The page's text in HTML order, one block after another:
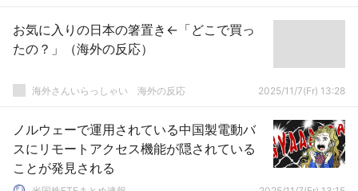
お気に入りの日本の箸置き←「どこで買っ
たの？」（海外の反応）
海外さんいらっしゃい 海外の反応 2025/11/7(Fr) 13:28
ノルウェーで運用されている中国製電動バ
スにリモートアクセス機能が隠されている
ことが発見される